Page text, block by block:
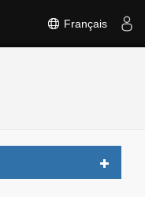
Français
Toggle